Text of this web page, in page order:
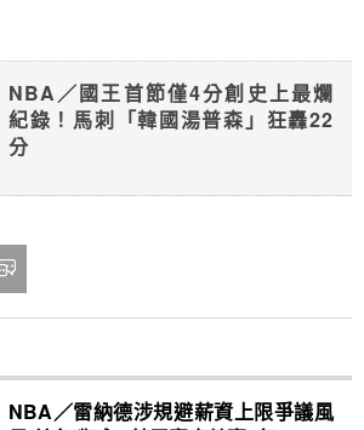
NBA／國王首節僅4分創史上最爛
紀錄！馬刺「韓國湯普森」狂轟22
分
NBA／雷納德涉規避薪資上限爭議風